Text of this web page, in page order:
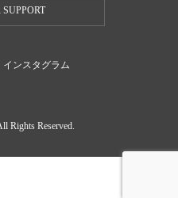
Rights Reserved.